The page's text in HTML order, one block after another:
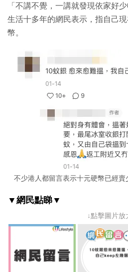
「不講不覺，一講就發現依家好
生活十多年的網民表示，指自己
幣。
不少港人都留言表示十元硬幣已經
▼網民點睇▼
↓點擊圖片放